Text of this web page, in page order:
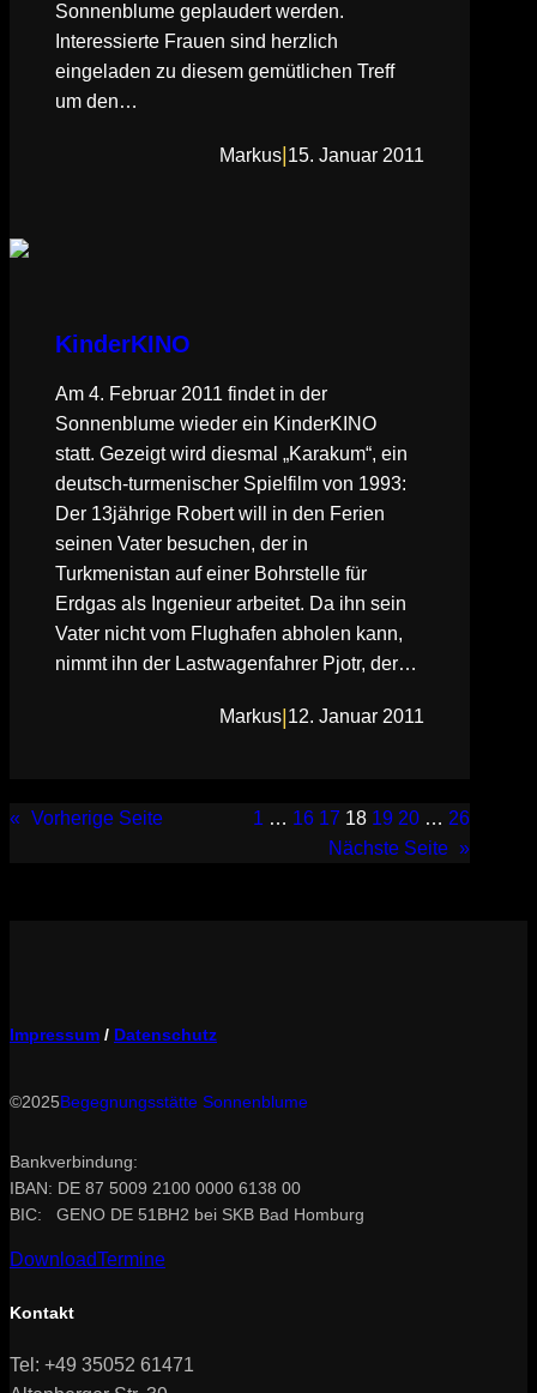
Sonnenblume geplaudert werden.
Interessierte Frauen sind herzlich
eingeladen zu diesem gemütlichen Treff
um den…
Markus 15. Januar 2011
KinderKINO
Am 4. Februar 2011 findet in der
Sonnenblume wieder ein KinderKINO
statt. Gezeigt wird diesmal „Karakum“, ein
deutsch-turmenischer Spielfilm von 1993:
Der 13jährige Robert will in den Ferien
seinen Vater besuchen, der in
Turkmenistan auf einer Bohrstelle für
Erdgas als Ingenieur arbeitet. Da ihn sein
Vater nicht vom Flughafen abholen kann,
nimmt ihn der Lastwagenfahrer Pjotr, der…
Markus|12. Januar 2011
« Vorherige Seite 1 … 16 17 18 19 20 … 26
Nächste Seite »
Impressum / Datenschutz
©2025Begegnungsstätte Sonnenblume
Bankverbindung:
IBAN: DE 87 5009 2100 0000 6138 00
BIC: GENO DE 51BH2 bei SKB Bad Homburg
DownloadTermine
Kontakt
Tel: +49 35052 61471